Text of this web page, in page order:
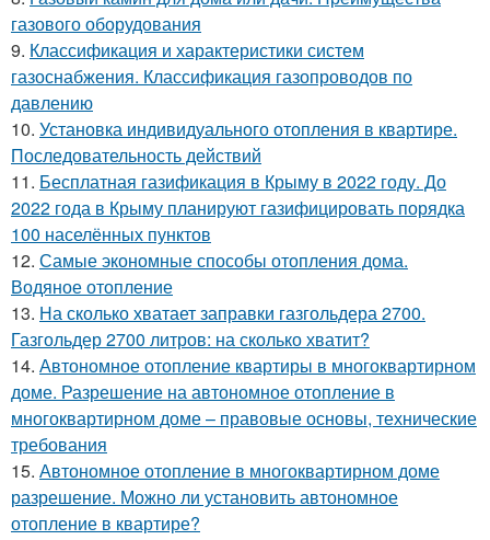
газового оборудования
9. Классификация и характеристики систем
газоснабжения. Классификация газопроводов по
давлению
10. Установка индивидуального отопления в квартире.
Последовательность действий
11. Бесплатная газификация в Крыму в 2022 году. До
2022 года в Крыму планируют газифицировать порядка
100 населённых пунктов
12. Самые экономные способы отопления дома.
Водяное отопление
13. На сколько хватает заправки газгольдера 2700.
Газгольдер 2700 литров: на сколько хватит?
14. Автономное отопление квартиры в многоквартирном
доме. Разрешение на автономное отопление в
многоквартирном доме – правовые основы, технические
требования
15. Автономное отопление в многоквартирном доме
разрешение. Можно ли установить автономное
отопление в квартире?